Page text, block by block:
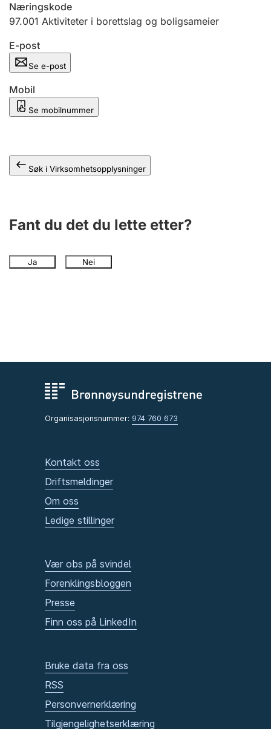
Næringskode
97.001 Aktiviteter i borettslag og boligsameier
E-post
Se e-post
Mobil
Se mobilnummer
Søk i Virksomhetsopplysninger
Fant du det du lette etter?
Ja Nei
Organisasjonsnummer: 974 760 673
Kontakt oss
Driftsmeldinger
Om oss
Ledige stillinger
Vær obs på svindel
Forenklingsbloggen
Presse
Finn oss på LinkedIn
Bruke data fra oss
RSS
Personvernerklæring
Tilgjengelighetserklæring